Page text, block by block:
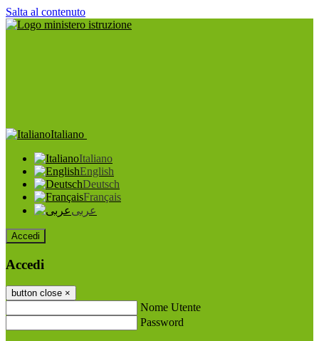
Salta al contenuto
Italiano
Italiano
English
Deutsch
Français
عربى
Accedi
Accedi
button close ×
Nome Utente
Password